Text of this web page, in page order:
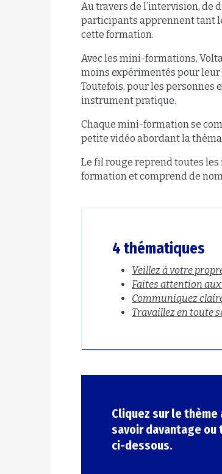
Au travers de l’intervision, de
participants apprennent tant
cette formation.
Avec les mini-formations,
moins expérimentés pour
Toutefois, pour les
instrument pratique.
Chaque mini-formation se
petite vidéo abordant la
Le fil rouge reprend toutes
formation et comprend de
4 thématiques
Veillez à votre
Faites attention aux
Communiquez
Travaillez en toute
Cliquez sur le
savoir davantage
ci-dessous.